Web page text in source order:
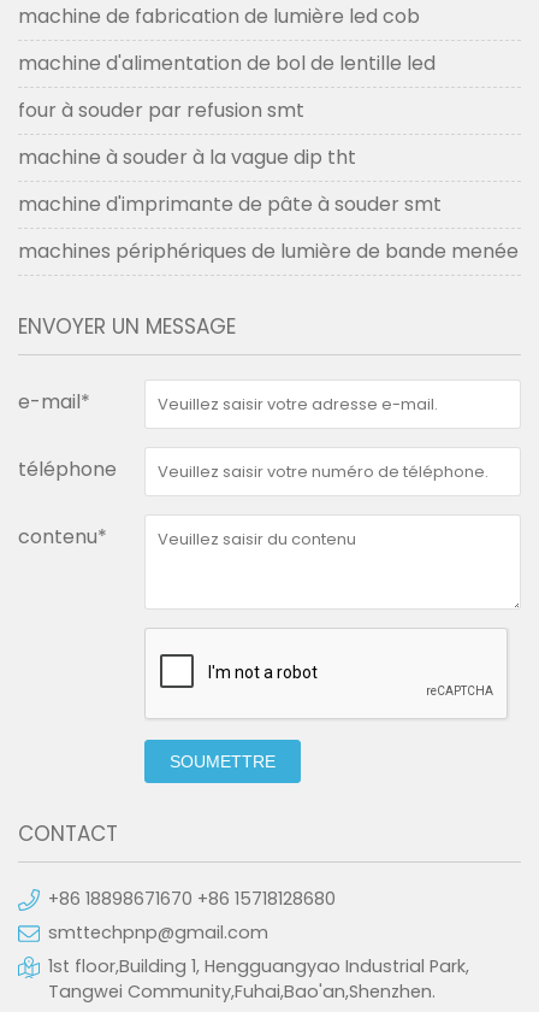
machine de fabrication de lumière led cob
machine d'alimentation de bol de lentille led
four à souder par refusion smt
machine à souder à la vague dip tht
machine d'imprimante de pâte à souder smt
machines périphériques de lumière de bande menée
ENVOYER UN MESSAGE
e-mail*
téléphone
contenu*
SOUMETTRE
CONTACT
+86 18898671670 +86 15718128680
smttechpnp@gmail.com
1st floor,Building 1, Hengguangyao Industrial Park,
Tangwei Community,Fuhai,Bao'an,Shenzhen.